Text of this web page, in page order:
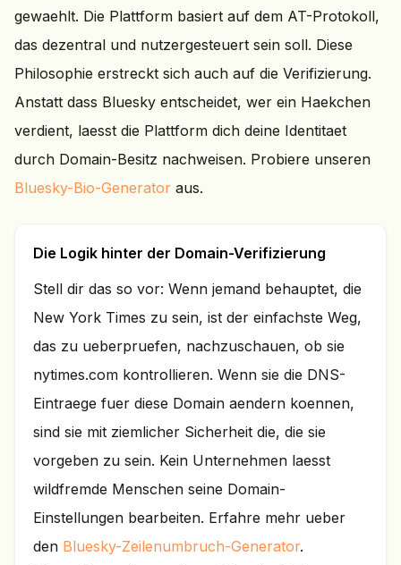
gewaehlt. Die Plattform basiert auf dem AT-Protokoll,
das dezentral und nutzergesteuert sein soll. Diese
Philosophie erstreckt sich auch auf die Verifizierung.
Anstatt dass Bluesky entscheidet, wer ein Haekchen
verdient, laesst die Plattform dich deine Identitaet
durch Domain-Besitz nachweisen. Probiere unseren
Bluesky-Bio-Generator aus.
Die Logik hinter der Domain-Verifizierung
Stell dir das so vor: Wenn jemand behauptet, die
New York Times zu sein, ist der einfachste Weg,
das zu ueberpruefen, nachzuschauen, ob sie
nytimes.com kontrollieren. Wenn sie die DNS-
Eintraege fuer diese Domain aendern koennen,
sind sie mit ziemlicher Sicherheit die, die sie
vorgeben zu sein. Kein Unternehmen laesst
wildfremde Menschen seine Domain-
Einstellungen bearbeiten. Erfahre mehr ueber
den Bluesky-Zeilenumbruch-Generator.